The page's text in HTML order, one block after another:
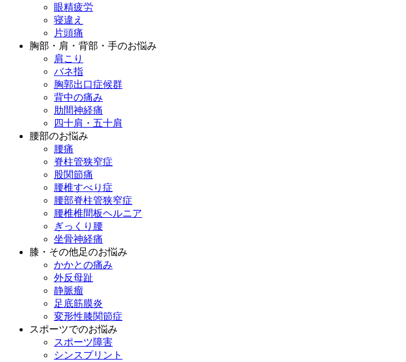
眼精疲労
寝違え
片頭痛
胸部・肩・背部・手のお悩み
肩こり
バネ指
胸郭出口症候群
背中の痛み
肋間神経痛
四十肩・五十肩
腰部のお悩み
腰痛
脊柱管狭窄症
股関節痛
腰椎すべり症
腰部脊柱管狭窄症
腰椎椎間板ヘルニア
ぎっくり腰
坐骨神経痛
膝・その他足のお悩み
かかとの痛み
外反母趾
静脈瘤
足底筋膜炎
変形性膝関節症
スポーツでのお悩み
スポーツ障害
シンスプリント